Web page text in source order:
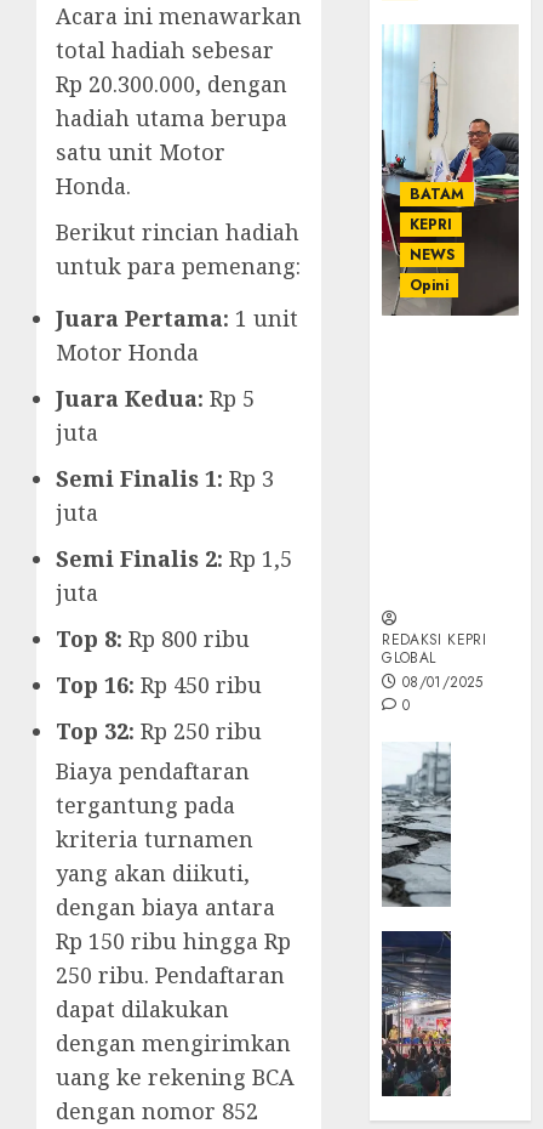
Acara ini menawarkan
total hadiah sebesar
Rp 20.300.000, dengan
hadiah utama berupa
satu unit Motor
Honda.
Berikut rincian hadiah
untuk para pemenang:
Juara Pertama: 1 unit
Motor Honda
Juara Kedua: Rp 5
juta
Semi Finalis 1: Rp 3
juta
Semi Finalis 2: Rp 1,5
juta
Top 8: Rp 800 ribu
Top 16: Rp 450 ribu
Top 32: Rp 250 ribu
Biaya pendaftaran
tergantung pada
kriteria turnamen
yang akan diikuti,
dengan biaya antara
Rp 150 ribu hingga Rp
250 ribu. Pendaftaran
dapat dilakukan
dengan mengirimkan
uang ke rekening BCA
dengan nomor 852
BATAM
KEPRI
NEWS
Opini
REDAKSI KEPRI
GLOBAL
08/01/2025
0